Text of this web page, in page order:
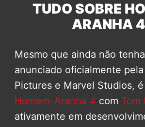
TUDO SOBRE
ARANHA 4
Mesmo que ainda não
anunciado oficialmente
Pictures e Marvel Studios,
Homem-Aranha 4 com Tom
ativamente em